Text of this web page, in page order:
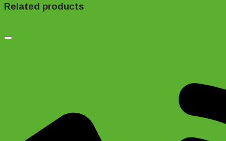
Related products